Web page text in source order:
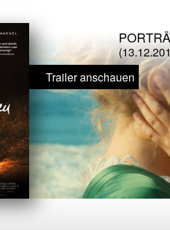
Trailer anschauen